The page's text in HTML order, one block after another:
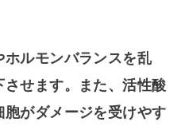
ホルモンバランスを乱
させます。また、活性酸
がダメージを受けやす